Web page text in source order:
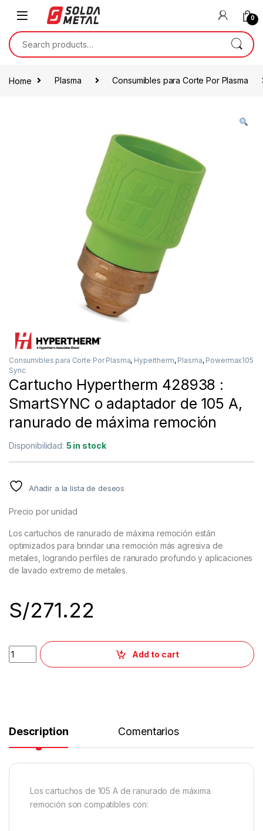
0
Home Plasma Consumibles para Corte Por Plasma
Consumibles para Corte Por Plasma, Hypertherm, Plasma, Powermax105
Sync
Cartucho Hypertherm 428938 :
SmartSYNC o adaptador de 105 A,
ranurado de máxima remoción
Disponibilidad: 5 in stock
Añadir a la lista de deseos
Precio por unidad
Los cartuchos de ranurado de máxima remoción están
optimizados para brindar una remoción más agresiva de
metales, logrando perfiles de ranurado profundo y aplicaciones
de lavado extremo de metales.
S/271.22
Add to cart
Description Comentarios
Los cartuchos de 105 A de ranurado de máxima
remoción son compatibles con: